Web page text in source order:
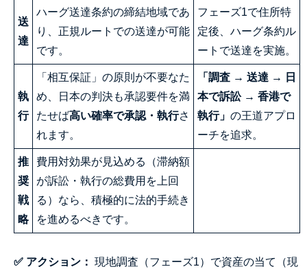
送
達
ハーグ送達条約の締結地域であ
り、正規ルートでの送達が可能
です。
フェーズ1で住所特
定後、ハーグ条約ル
ートで送達を実施。
執
行
「相互保証」の原則が不要なた
め、日本の判決も承認要件を満
たせば高い確率で承認・執行さ
れます。
「調査 → 送達 → 日
本で訴訟 → 香港で
執行」 の王道アプロ
ーチを追求。
推
奨
戦
略
費用対効果が見込める（滞納額
が訴訟・執行の総費用を上回
る）なら、積極的に法的手続き
を進めるべきです。
✅ アクション： 現地調査（フェーズ1）で資産の当て（現